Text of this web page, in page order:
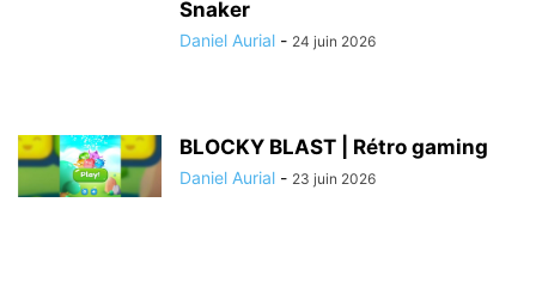
Snaker
Daniel Aurial - 24 juin 2026
BLOCKY BLAST | Rétro gaming
Daniel Aurial - 23 juin 2026